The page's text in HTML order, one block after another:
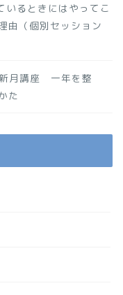
るときにはやってこ
由（個別セッション
月講座 一年を整
た